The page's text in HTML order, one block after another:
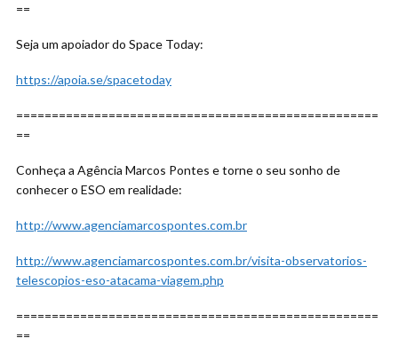
==
Seja um apoiador do Space Today:
https://apoia.se/spacetoday
===================================================
==
Conheça a Agência Marcos Pontes e torne o seu sonho de
conhecer o ESO em realidade:
http://www.agenciamarcospontes.com.br
http://www.agenciamarcospontes.com.br/visita-observatorios-
telescopios-eso-atacama-viagem.php
===================================================
==